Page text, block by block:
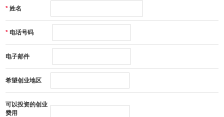
* 姓名
* 电话号码
电子邮件
希望创业地区
可以投资的创业
费用